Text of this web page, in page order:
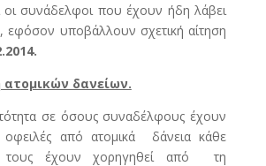
οι συνάδελφοι που έχουν ήδη λάβει
εφόσον υποβάλλουν σχετική αίτηση
ατομικών δανείων.
σε όσους συναδέλφους έχουν
οφειλές από ατομικά δάνεια κάθε
έχουν χορηγηθεί από τη